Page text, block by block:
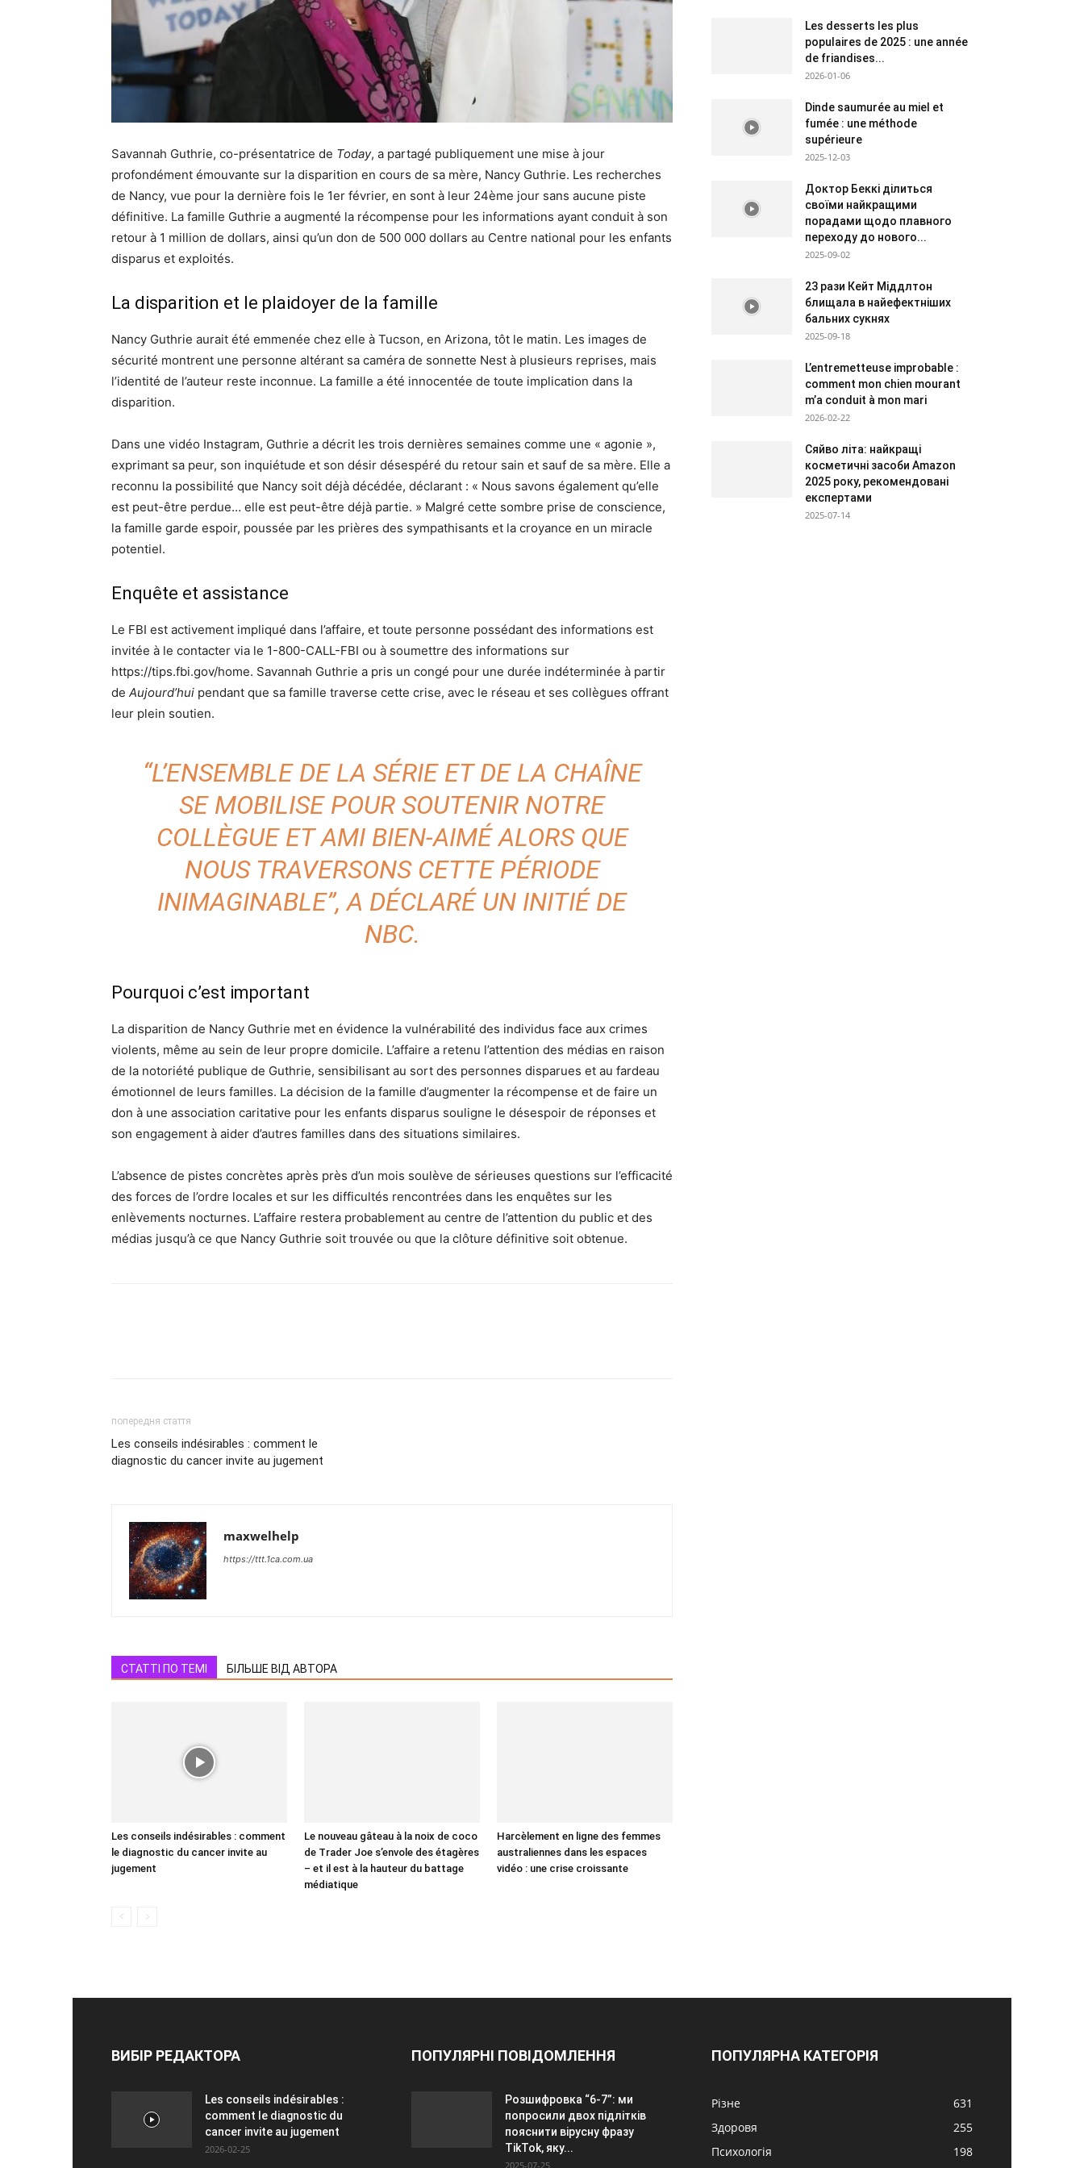
Savannah Guthrie, co-présentatrice de Today, a partagé publiquement une mise à jour
profondément émouvante sur la disparition en cours de sa mère, Nancy Guthrie. Les recherches
de Nancy, vue pour la dernière fois le 1er février, en sont à leur 24ème jour sans aucune piste
définitive. La famille Guthrie a augmenté la récompense pour les informations ayant conduit à son
retour à 1 million de dollars, ainsi qu’un don de 500 000 dollars au Centre national pour les enfants
disparus et exploités.
La disparition et le plaidoyer de la famille
Nancy Guthrie aurait été emmenée chez elle à Tucson, en Arizona, tôt le matin. Les images de
sécurité montrent une personne altérant sa caméra de sonnette Nest à plusieurs reprises, mais
l’identité de l’auteur reste inconnue. La famille a été innocentée de toute implication dans la
disparition.
Dans une vidéo Instagram, Guthrie a décrit les trois dernières semaines comme une « agonie »,
exprimant sa peur, son inquiétude et son désir désespéré du retour sain et sauf de sa mère. Elle a
reconnu la possibilité que Nancy soit déjà décédée, déclarant : « Nous savons également qu’elle
est peut-être perdue… elle est peut-être déjà partie. » Malgré cette sombre prise de conscience,
la famille garde espoir, poussée par les prières des sympathisants et la croyance en un miracle
potentiel.
Enquête et assistance
Le FBI est activement impliqué dans l’affaire, et toute personne possédant des informations est
invitée à le contacter via le 1-800-CALL-FBI ou à soumettre des informations sur
https://tips.fbi.gov/home. Savannah Guthrie a pris un congé pour une durée indéterminée à partir
de Aujourd’hui pendant que sa famille traverse cette crise, avec le réseau et ses collègues offrant
leur plein soutien.
“L’ENSEMBLE DE LA SÉRIE ET DE LA CHAÎNE
SE MOBILISE POUR SOUTENIR NOTRE
COLLÈGUE ET AMI BIEN-AIMÉ ALORS QUE
NOUS TRAVERSONS CETTE PÉRIODE
INIMAGINABLE”, A DÉCLARÉ UN INITIÉ DE
NBC.
Pourquoi c’est important
La disparition de Nancy Guthrie met en évidence la vulnérabilité des individus face aux crimes
violents, même au sein de leur propre domicile. L’affaire a retenu l’attention des médias en raison
de la notoriété publique de Guthrie, sensibilisant au sort des personnes disparues et au fardeau
émotionnel de leurs familles. La décision de la famille d’augmenter la récompense et de faire un
don à une association caritative pour les enfants disparus souligne le désespoir de réponses et
son engagement à aider d’autres familles dans des situations similaires.
L’absence de pistes concrètes après près d’un mois soulève de sérieuses questions sur l’efficacité
des forces de l’ordre locales et sur les difficultés rencontrées dans les enquêtes sur les
enlèvements nocturnes. L’affaire restera probablement au centre de l’attention du public et des
médias jusqu’à ce que Nancy Guthrie soit trouvée ou que la clôture définitive soit obtenue.
попередня стаття
Les conseils indésirables : comment le
diagnostic du cancer invite au jugement
maxwelhelp
https://ttt.1ca.com.ua
СТАТТІ ПО ТЕМІ БІЛЬШЕ ВІД АВТОРА
Les conseils indésirables : comment
le diagnostic du cancer invite au
jugement
Le nouveau gâteau à la noix de coco
de Trader Joe s’envole des étagères
– et il est à la hauteur du battage
médiatique
Harcèlement en ligne des femmes
australiennes dans les espaces
vidéo : une crise croissante
Les desserts les plus
populaires de 2025 : une année
de friandises...
2026-01-06
Dinde saumurée au miel et
fumée : une méthode
supérieure
2025-12-03
Доктор Беккі ділиться
своїми найкращими
порадами щодо плавного
переходу до нового...
2025-09-02
23 рази Кейт Міддлтон
блищала в найефектніших
бальних сукнях
2025-09-18
L’entremetteuse improbable :
comment mon chien mourant
m’a conduit à mon mari
2026-02-22
Сяйво літа: найкращі
косметичні засоби Amazon
2025 року, рекомендовані
експертами
2025-07-14
ВИБІР РЕДАКТОРА
Les conseils indésirables :
comment le diagnostic du
cancer invite au jugement
2026-02-25
ПОПУЛЯРНІ ПОВІДОМЛЕННЯ
Розшифровка “6-7”: ми
попросили двох підлітків
пояснити вірусну фразу
TikTok, яку...
2025-07-25
ПОПУЛЯРНА КАТЕГОРІЯ
Різне
631
Здоровя
255
Психологія
198